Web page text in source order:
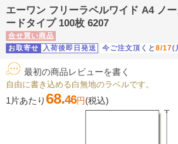
エーワン フリーラベルワイド A4 ノ
ードタイプ 100枚 6207
合せ買い商品
お取寄せ
入荷後即日発送 今ご注文頂くと 8/17(
最初の商品レビューを書く
自由に書き込める白無地のラベルです。
1片あたり 68.46円(税込)